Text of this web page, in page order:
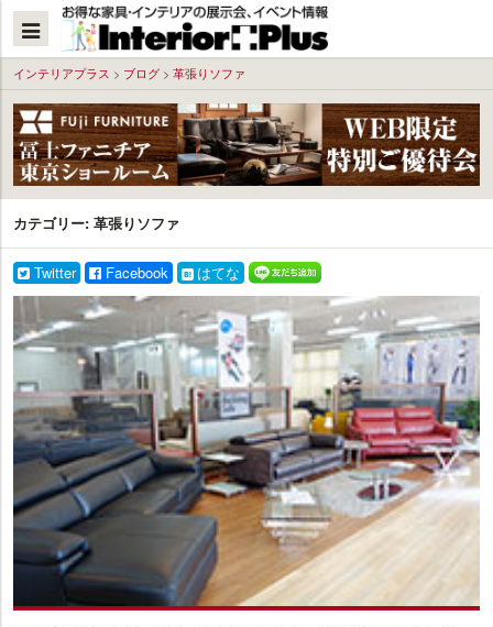
へ
インテリアプラス > ブログ > 革張りソファ
カテゴリー: 革張りソファ
Twitter Facebook はてな